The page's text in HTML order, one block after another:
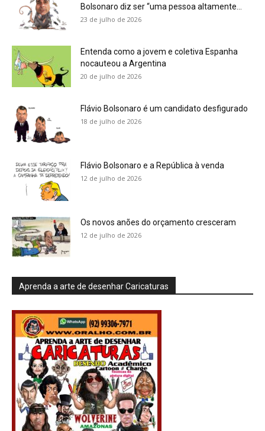
Bolsonaro diz ser “uma pessoa altamente...
23 de julho de 2026
Entenda como a jovem e coletiva Espanha
nocauteou a Argentina
20 de julho de 2026
Flávio Bolsonaro é um candidato desfigurado
18 de julho de 2026
Flávio Bolsonaro e a República à venda
12 de julho de 2026
Os novos anões do orçamento cresceram
12 de julho de 2026
Aprenda a arte de desenhar Caricaturas